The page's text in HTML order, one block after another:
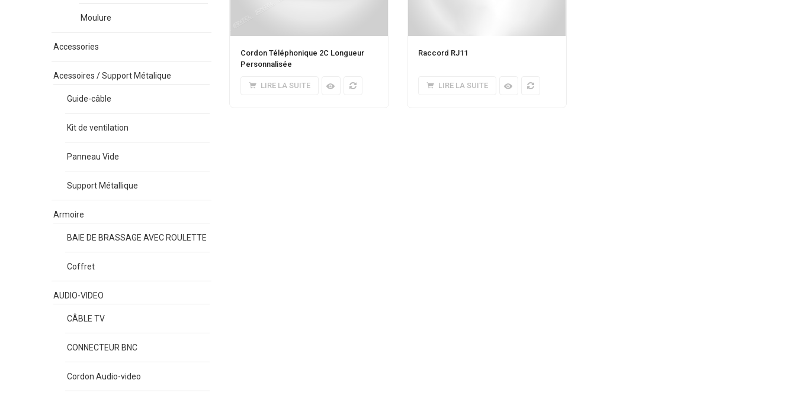
Cordon Téléphonique 2C Longueur
Personnalisée
LIRE LA SUITE
Raccord RJ11
LIRE LA SUITE
Moulure
Accessories
Acessoires / Support Métalique
Guide-câble
Kit de ventilation
Panneau Vide
Support Métallique
Armoire
BAIE DE BRASSAGE AVEC ROULETTE
Coffret
AUDIO-VIDEO
CÂBLE TV
CONNECTEUR BNC
Cordon Audio-video